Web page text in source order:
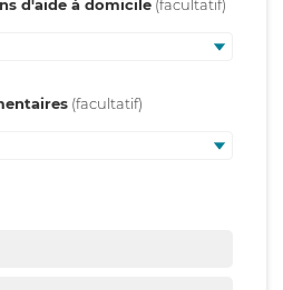
d'aide à domicile